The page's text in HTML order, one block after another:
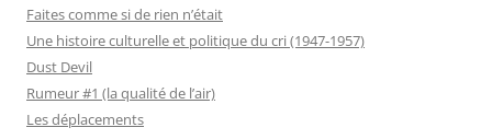
Faites comme si de rien n’était
Une histoire culturelle et politique du cri (1947-1957)
Dust Devil
Rumeur #1 (la qualité de l’air)
Les déplacements